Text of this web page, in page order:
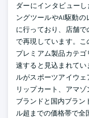
ダーにインタビュー
ングツールやAI駆動
に行っており、店舗
で再現しています。
プレミアム製品カテ
速すると見込まれて
ルがスポーツアイウ
リップカート、アマ
ブランドと国内ブラン
ル超までの価格帯で全